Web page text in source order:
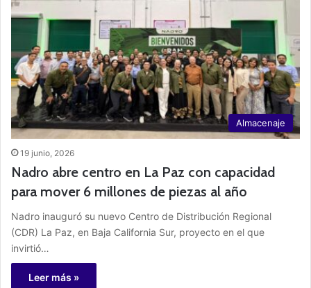
Almacenaje
19 junio, 2026
Nadro abre centro en La Paz con capacidad
para mover 6 millones de piezas al año
Nadro inauguró su nuevo Centro de Distribución Regional
(CDR) La Paz, en Baja California Sur, proyecto en el que
invirtió…
Leer más »